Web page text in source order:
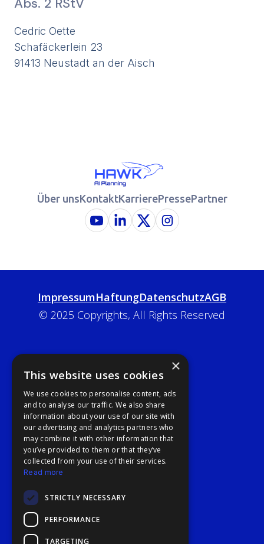
Cedric Oette
Schafäckerlein 23
91413 Neustadt an der Aisch
Über unsKontaktKarrierePressePartner
ImpressumHaftungDatenschutzAGB
© 2025 Copyrights, All Rights Reserved
×
This website uses cookies
We use cookies to personalise content, ads
and to analyse our traffic. We also share
information about your use of our site with
our advertising and analytics partners who
may combine it with other information that
you’ve provided to them or that they’ve
collected from your use of their services.
Read more
STRICTLY NECESSARY
PERFORMANCE
TARGETING